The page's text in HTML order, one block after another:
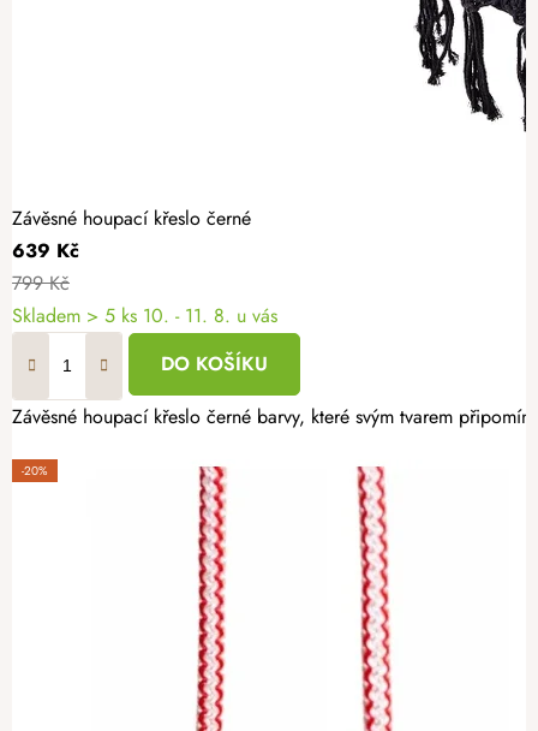
Závěsné houpací křeslo černé
639 Kč
799 Kč
Skladem > 5 ks 10. - 11. 8. u vás
DO KOŠÍKU
Závěsné houpací křeslo černé barvy, které svým tvarem
-20%